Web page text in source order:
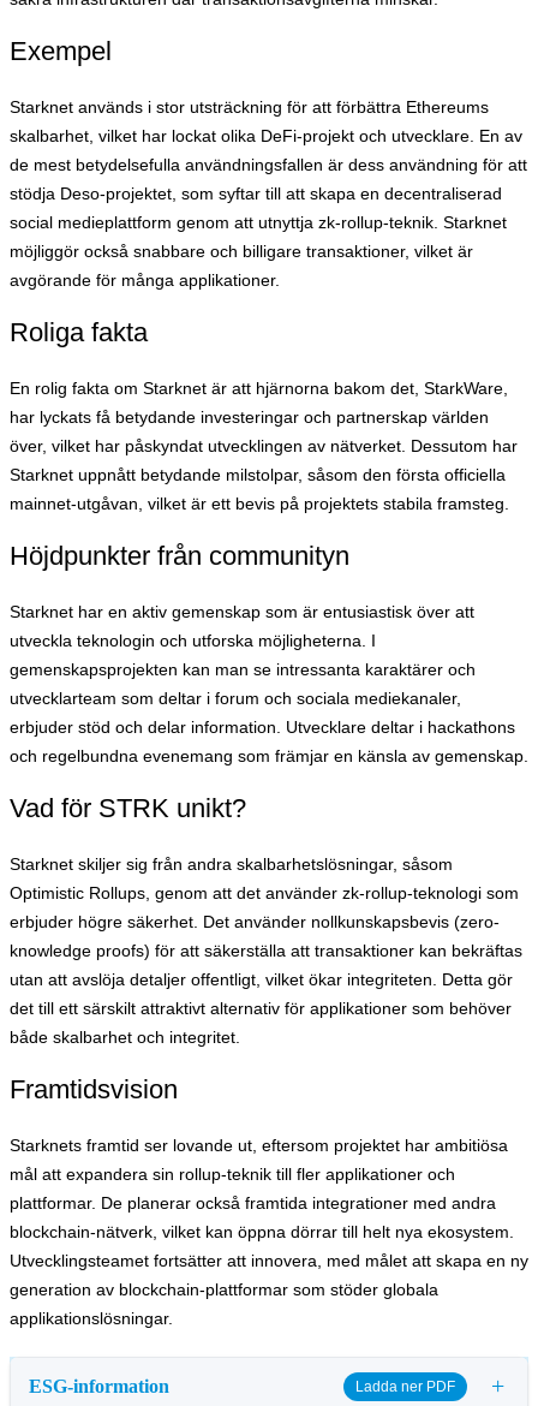
Exempel
Starknet används i stor utsträckning för att förbättra Ethereums
skalbarhet, vilket har lockat olika DeFi-projekt och utvecklare. En av
de mest betydelsefulla användningsfallen är dess användning för att
stödja Deso-projektet, som syftar till att skapa en decentraliserad
social medieplattform genom att utnyttja zk-rollup-teknik. Starknet
möjliggör också snabbare och billigare transaktioner, vilket är
avgörande för många applikationer.
Roliga fakta
En rolig fakta om Starknet är att hjärnorna bakom det, StarkWare,
har lyckats få betydande investeringar och partnerskap världen
över, vilket har påskyndat utvecklingen av nätverket. Dessutom har
Starknet uppnått betydande milstolpar, såsom den första officiella
mainnet-utgåvan, vilket är ett bevis på projektets stabila framsteg.
Höjdpunkter från communityn
Starknet har en aktiv gemenskap som är entusiastisk över att
utveckla teknologin och utforska möjligheterna. I
gemenskapsprojekten kan man se intressanta karaktärer och
utvecklarteam som deltar i forum och sociala mediekanaler,
erbjuder stöd och delar information. Utvecklare deltar i hackathons
och regelbundna evenemang som främjar en känsla av gemenskap.
Vad för STRK unikt?
Starknet skiljer sig från andra skalbarhetslösningar, såsom
Optimistic Rollups, genom att det använder zk-rollup-teknologi som
erbjuder högre säkerhet. Det använder nollkunskapsbevis (zero-
knowledge proofs) för att säkerställa att transaktioner kan bekräftas
utan att avslöja detaljer offentligt, vilket ökar integriteten. Detta gör
det till ett särskilt attraktivt alternativ för applikationer som behöver
både skalbarhet och integritet.
Framtidsvision
Starknets framtid ser lovande ut, eftersom projektet har ambitiösa
mål att expandera sin rollup-teknik till fler applikationer och
plattformar. De planerar också framtida integrationer med andra
blockchain-nätverk, vilket kan öppna dörrar till helt nya ekosystem.
Utvecklingsteamet fortsätter att innovera, med målet att skapa en ny
generation av blockchain-plattformar som stöder globala
applikationslösningar.
ESG-information Ladda ner PDF +